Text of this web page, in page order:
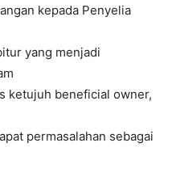
kepada Penyelia
yang menjadi
ketujuh beneficial owner,
permasalahan sebagai